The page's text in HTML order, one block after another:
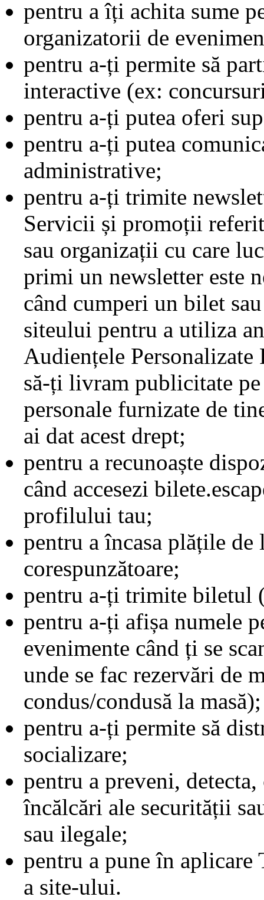
pentru a îți achita sume
organizatorii de
pentru a-ți permite să
interactive (ex:
pentru a-ți putea oferi
pentru a-ți putea
administrative;
pentru a-ți trimite
Servicii și promoții
sau organizații cu care
primi un newsletter este
când cumperi un bilet
siteului pentru a utiliza
Audiențele
să-ți livram publicitate
personale furnizate de
ai dat acest drept;
pentru a recunoaște
când accesezi
profilului tau;
pentru a încasa plățile
corespunzătoare;
pentru a-ți trimite biletul
pentru a-ți afișa numele
evenimente când ți se
unde se fac rezervări de
condus/condusă la masă);
pentru a-ți permite să
socializare;
pentru a preveni,
încălcări ale securității
sau ilegale;
pentru a pune în
a site-ului.